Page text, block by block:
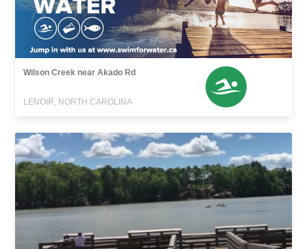
Wilson Creek near Akado Rd
LENOIR, NORTH CAROLINA